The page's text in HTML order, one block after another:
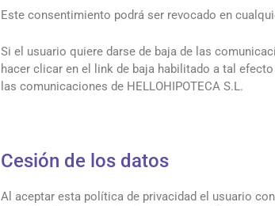
Este consentimiento podrá ser revocado en
Si el usuario quiere darse de baja de las
hacer clicar en el link de baja habilitado a tal
las comunicaciones de HELLOHIPOTECA S.L.
Cesión de los datos
Al aceptar esta política de privacidad el usuario